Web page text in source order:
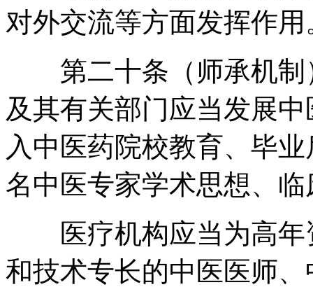
对外交流等方面发挥作用
第二十条（师承机制
及其有关部门应当发展
入中医药院校教育、毕
名中医专家学术思想、
医疗机构应当为高年
和技术专长的中医医师